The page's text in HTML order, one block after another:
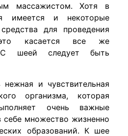
массажистом. Хотя в
имеется и некоторые
для проведения
касается все же
шеей следует быть
и чувствительная
организма, которая
очень важные
себе множество жизненно
образований. К шее